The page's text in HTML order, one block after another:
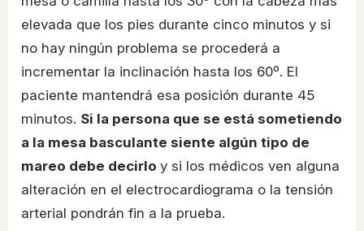
elevada que los pies durante cinco minutos y si
no hay ningún problema se procederá a
incrementar la inclinación hasta los 60º. El
paciente mantendrá esa posición durante 45
minutos. Si la persona que se está sometiendo
a la mesa basculante siente algún tipo de
mareo debe decirlo y si los médicos ven alguna
alteración en el electrocardiograma o la tensión
arterial pondrán fin a la prueba.